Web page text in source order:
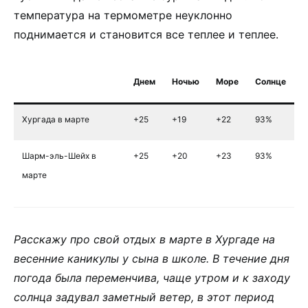
температура на термометре неуклонно
поднимается и становится все теплее и теплее.
Днем Ночью Море Солнце
Хургада в марте +25 +19 +22 93%
Шарм-эль-Шейх в
марте
+25 +20 +23 93%
Расскажу про свой отдых в марте в Хургаде на
весенние каникулы у сына в школе. В течение дня
погода была переменчива, чаще утром и к заходу
солнца задувал заметный ветер, в этот период